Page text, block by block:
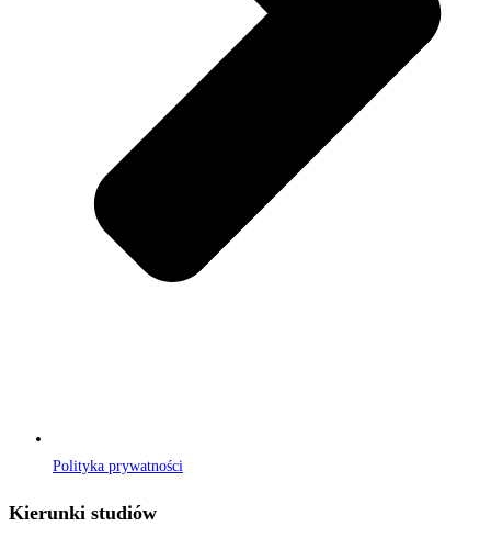
Polityka prywatności
Kierunki studiów